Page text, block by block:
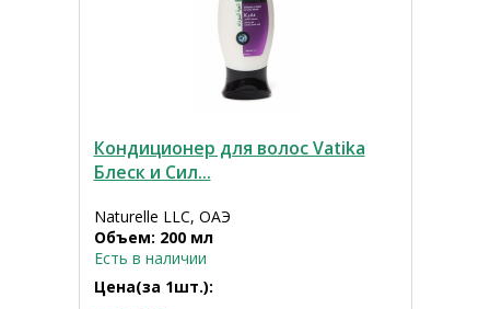
Кондиционер для волос Vatika
Блеск и Сил...
Naturelle LLC, ОАЭ
Объем: 200 мл
Есть в наличии
Цена(за 1шт.):